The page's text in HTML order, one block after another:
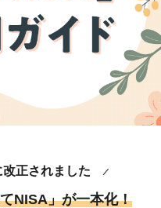
正されました
NISA」が一本化！